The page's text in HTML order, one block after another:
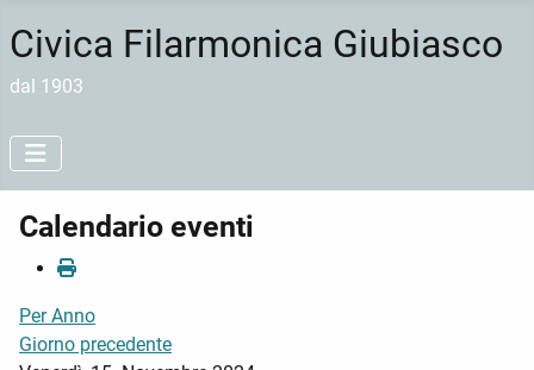
Civica Filarmonica Giubiasco
dal 1903
Calendario eventi
Per Anno
Giorno precedente